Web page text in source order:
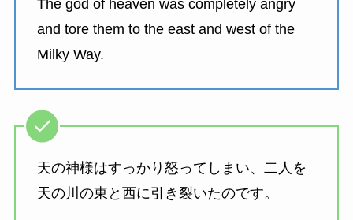
The god of heaven was completely angry
and tore them to the east and west of the
Milky Way.
天の神様はすっかり怒ってしまい、二人を
天の川の東と西に引き裂いたのです。